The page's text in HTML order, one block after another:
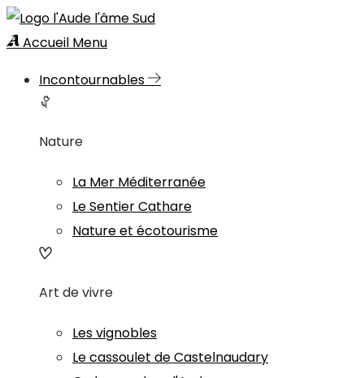
Accueil Menu
Incontournables
Nature
La Mer Méditerranée
Le Sentier Cathare
Nature et écotourisme
Art de vivre
Les vignobles
Le cassoulet de Castelnaudary